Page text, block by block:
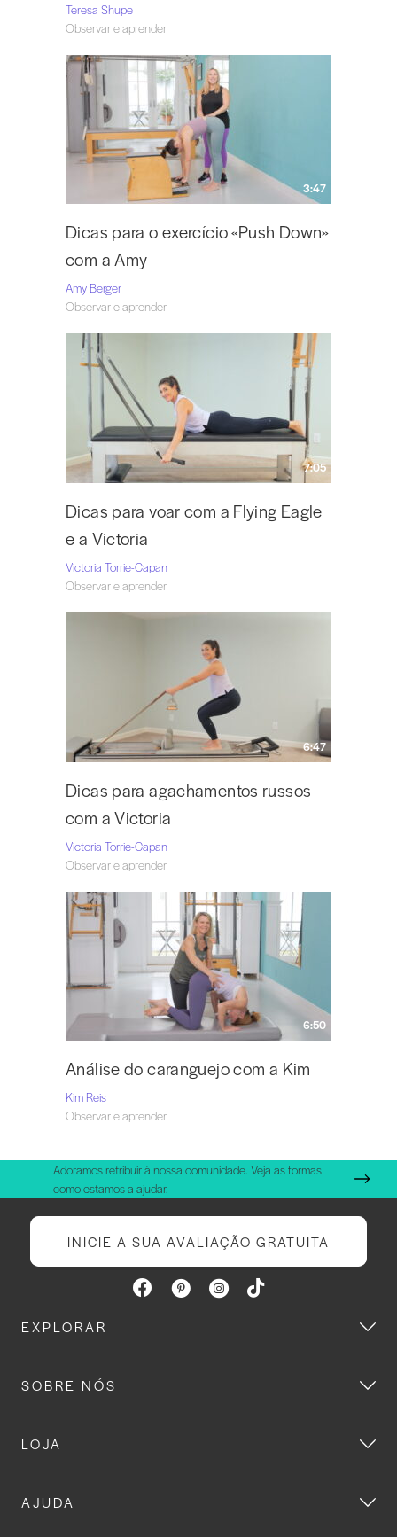
Teresa Shupe
Observar e aprender
3:47
Dicas para o exercício «Push Down»
com a Amy
Amy Berger
Observar e aprender
7:05
Dicas para voar com a Flying Eagle
e a Victoria
Victoria Torrie-Capan
Observar e aprender
6:47
Dicas para agachamentos russos
com a Victoria
Victoria Torrie-Capan
Observar e aprender
6:50
Análise do caranguejo com a Kim
Kim Reis
Observar e aprender
Adoramos retribuir à nossa comunidade. Veja as formas
como estamos a ajudar.
INICIE A SUA AVALIAÇÃO GRATUITA
EXPLORAR
SOBRE NÓS
LOJA
AJUDA